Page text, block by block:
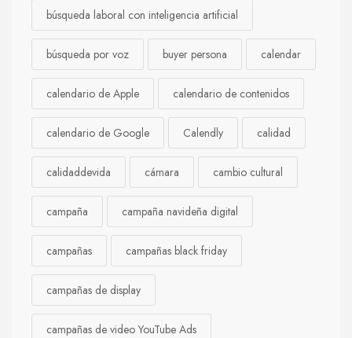
búsqueda laboral con inteligencia artificial
búsqueda por voz buyer persona calendar
calendario de Apple calendario de contenidos
calendario de Google Calendly calidad
calidaddevida cámara cambio cultural
campaña campaña navideña digital
campañas campañas black friday
campañas de display
campañas de video YouTube Ads